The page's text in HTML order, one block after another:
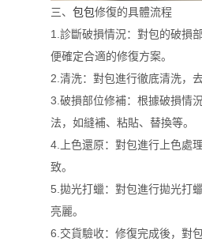
三、 包包修復的具體流程
1.診斷破損情況：對包的破損
便確定合適的修復方案。
2.清洗：對包進行徹底清洗，
3.破損部位修補：根據破損情
法，如縫補、粘貼、替換等。
4.上色還原：對包進行上色處
致。
5.拋光打蠟：對包進行拋光打
亮麗。
6.交貨驗收：修復完成後，對